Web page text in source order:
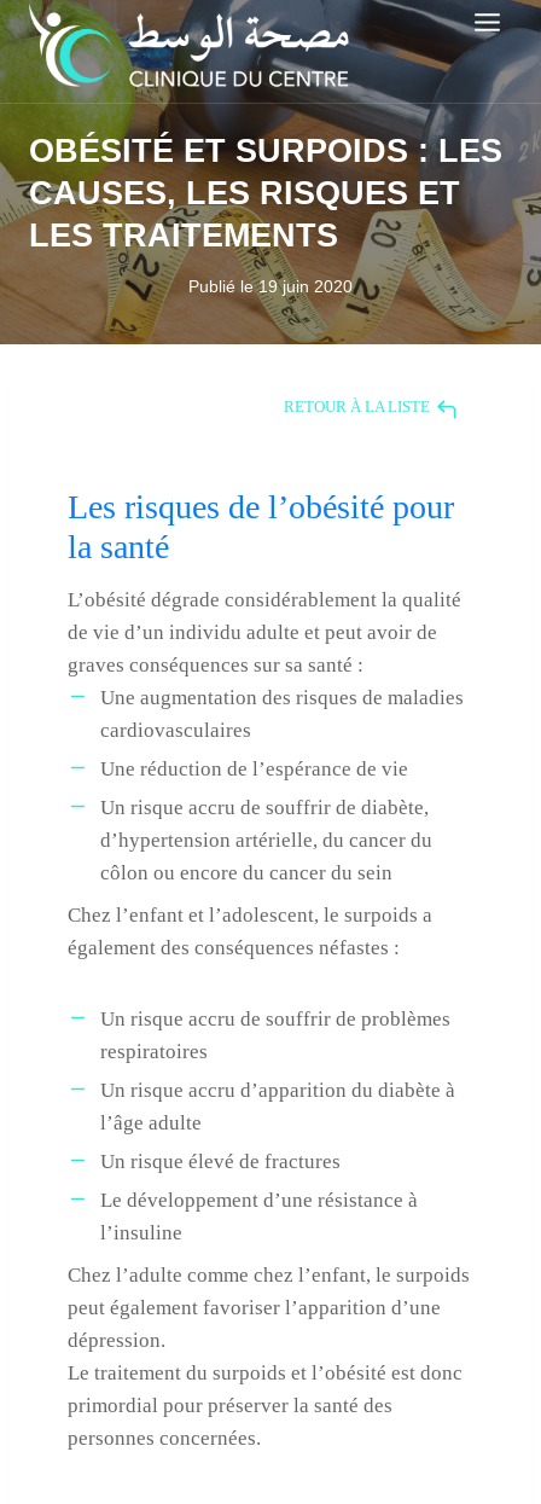
Aller
au
contenu
OBÉSITÉ ET SURPOIDS : LES
CAUSES, LES RISQUES ET
LES TRAITEMENTS
Publié le 19 juin 2020
RETOUR À LA LISTE
Les risques de l’obésité pour
la santé
L’obésité dégrade considérablement la qualité
de vie d’un individu adulte et peut avoir de
graves conséquences sur sa santé :
Une augmentation des risques de maladies
cardiovasculaires
Une réduction de l’espérance de vie
Un risque accru de souffrir de diabète,
d’hypertension artérielle, du cancer du
côlon ou encore du cancer du sein
Chez l’enfant et l’adolescent, le surpoids a
également des conséquences néfastes :
Un risque accru de souffrir de problèmes
respiratoires
Un risque accru d’apparition du diabète à
l’âge adulte
Un risque élevé de fractures
Le développement d’une résistance à
l’insuline
Chez l’adulte comme chez l’enfant, le surpoids
peut également favoriser l’apparition d’une
dépression.
Le traitement du surpoids et l’obésité est donc
primordial pour préserver la santé des
personnes concernées.